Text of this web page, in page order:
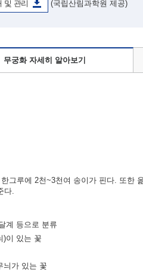
및 관리 (국립산림과학원 제공)
무궁화 자세히 알아보기
그루에 2천~3천여 송이가 핀다. 또한
다.
계 등으로 분류
)이 있는 꽃
늬가 있는 꽃